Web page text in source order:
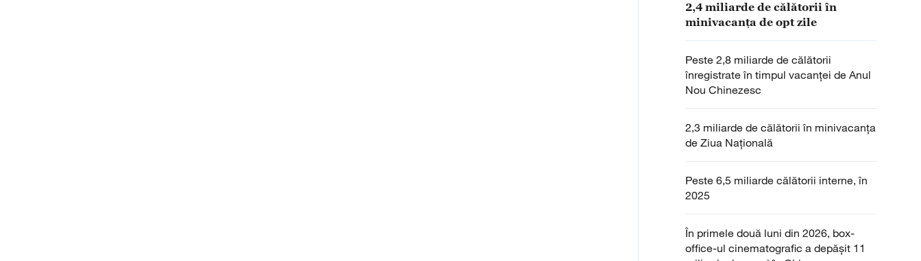
2,4 miliarde de călătorii în
minivacanța de opt zile
Peste 2,8 miliarde de călătorii
înregistrate în timpul vacanței de Anul
Nou Chinezesc
2,3 miliarde de călătorii în minivacanța
de Ziua Națională
Peste 6,5 miliarde călătorii interne, în
2025
În primele două luni din 2026, box-
office-ul cinematografic a depășit 11